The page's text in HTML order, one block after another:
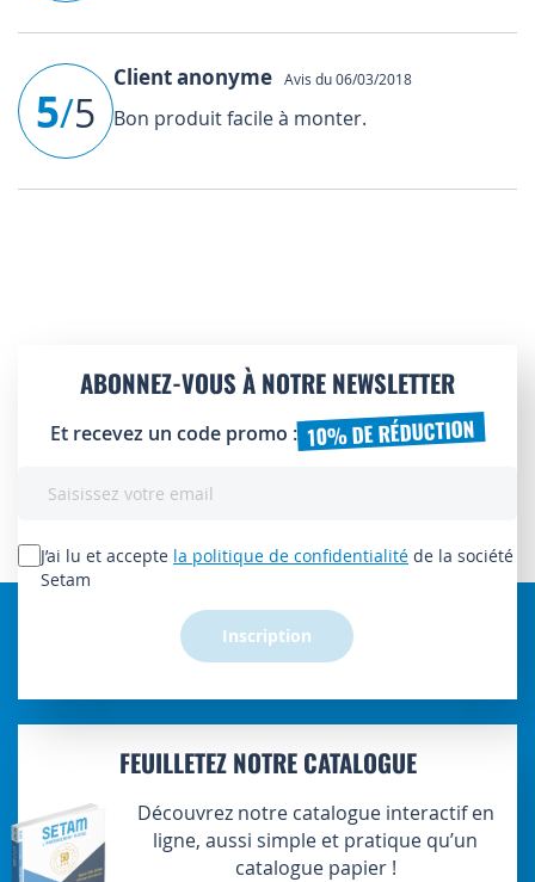
5/5
Client anonyme Avis du 06/03/2018
Bon produit facile à monter.
ABONNEZ-VOUS À NOTRE NEWSLETTER
Et recevez un code promo : 10% DE RÉDUCTION
lettre
d’information
J’ai lu et accepte la politique de confidentialité de la société
Setam
Inscription
FEUILLETEZ NOTRE CATALOGUE
Découvrez notre catalogue interactif en
ligne, aussi simple et pratique qu’un
catalogue papier !